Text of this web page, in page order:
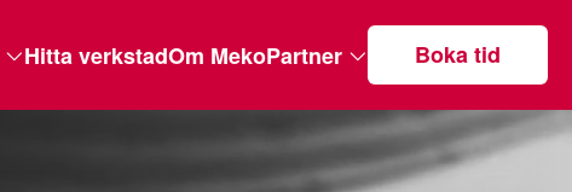
Hitta verkstadOm MekoPartner Boka tid